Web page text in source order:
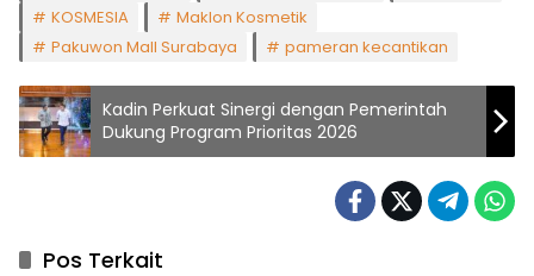
KOSMESIA
Maklon Kosmetik
Pakuwon Mall Surabaya
pameran kecantikan
Kadin Perkuat Sinergi dengan Pemerintah
Dukung Program Prioritas 2026
Pos Terkait